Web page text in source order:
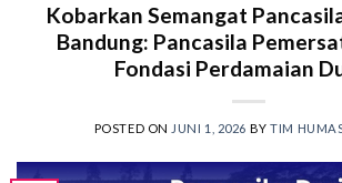
Kobarkan Semangat
Bandung: Pancasila
Fondasi Perdamaian
POSTED ON JUNI 1, 2026 BYTIM